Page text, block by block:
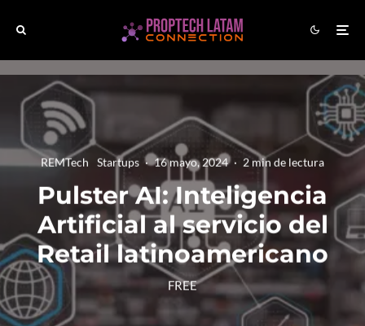
REMTech Startups · 16 mayo, 2024 · 2 min de lectura
Pulster AI: Inteligencia
Artificial al servicio del
Retail latinoamericano
FREE